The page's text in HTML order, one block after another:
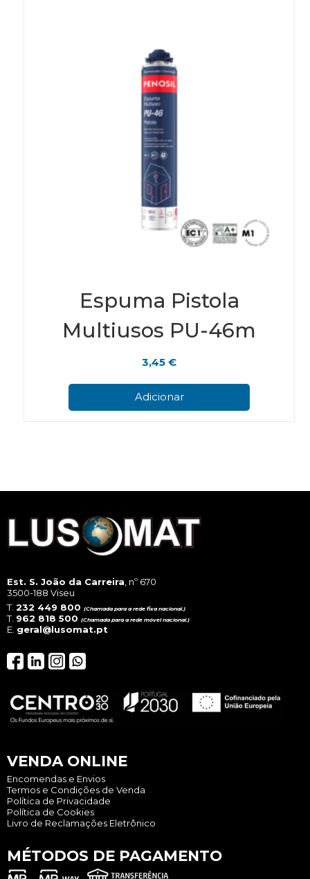
Espuma Pistola
Multiusos PU-46m
3,45€
Adicionar
Est. S. João da Carreira , nº 670
3500-188 Viseu
T. 232 449 800 (Chamada para a rede fixa nacional.)
T. 962 818 500 (Chamada para a rede móvel nacional.)
E. geral@lusomat.pt
VENDA ONLINE
Encomendas e Envios
Termos e Condições de Venda
Política de Privacidade
Política de Cookies
Livro de Reclamações Eletrônico
MÉTODOS DE PAGAMENTO